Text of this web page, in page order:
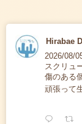
Hirabae
2026/08/
スクリュ
傷のある
頑張って